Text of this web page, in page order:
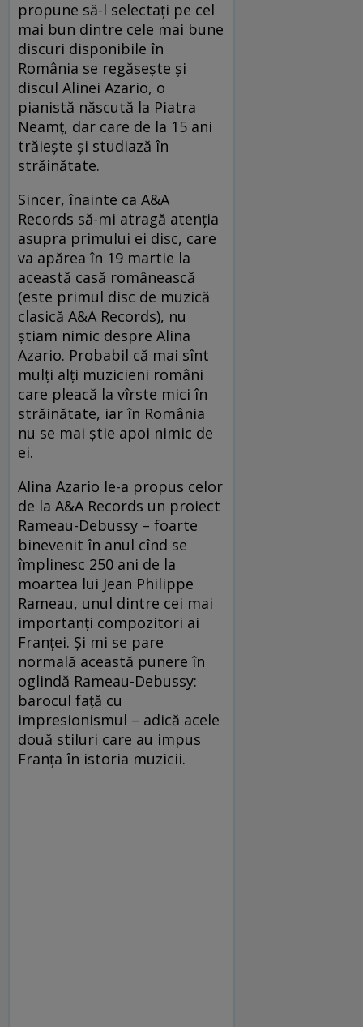
propune să-l selectaţi pe cel
mai bun dintre cele mai bune
discuri disponibile în
România se regăseşte şi
discul Alinei Azario, o
pianistă născută la Piatra
Neamţ, dar care de la 15 ani
trăieşte şi studiază în
străinătate.
Sincer, înainte ca A&A
Records să-mi atragă atenţia
asupra primului ei disc, care
va apărea în 19 martie la
această casă românească
(este primul disc de muzică
clasică A&A Records), nu
ştiam nimic despre Alina
Azario. Probabil că mai sînt
mulţi alţi muzicieni români
care pleacă la vîrste mici în
străinătate, iar în România
nu se mai ştie apoi nimic de
ei.
Alina Azario le-a propus celor
de la A&A Records un proiect
Rameau-Debussy – foarte
binevenit în anul cînd se
împlinesc 250 ani de la
moartea lui Jean Philippe
Rameau, unul dintre cei mai
importanţi compozitori ai
Franţei. Şi mi se pare
normală această punere în
oglindă Rameau-Debussy:
barocul faţă cu
impresionismul – adică acele
două stiluri care au impus
Franţa în istoria muzicii.